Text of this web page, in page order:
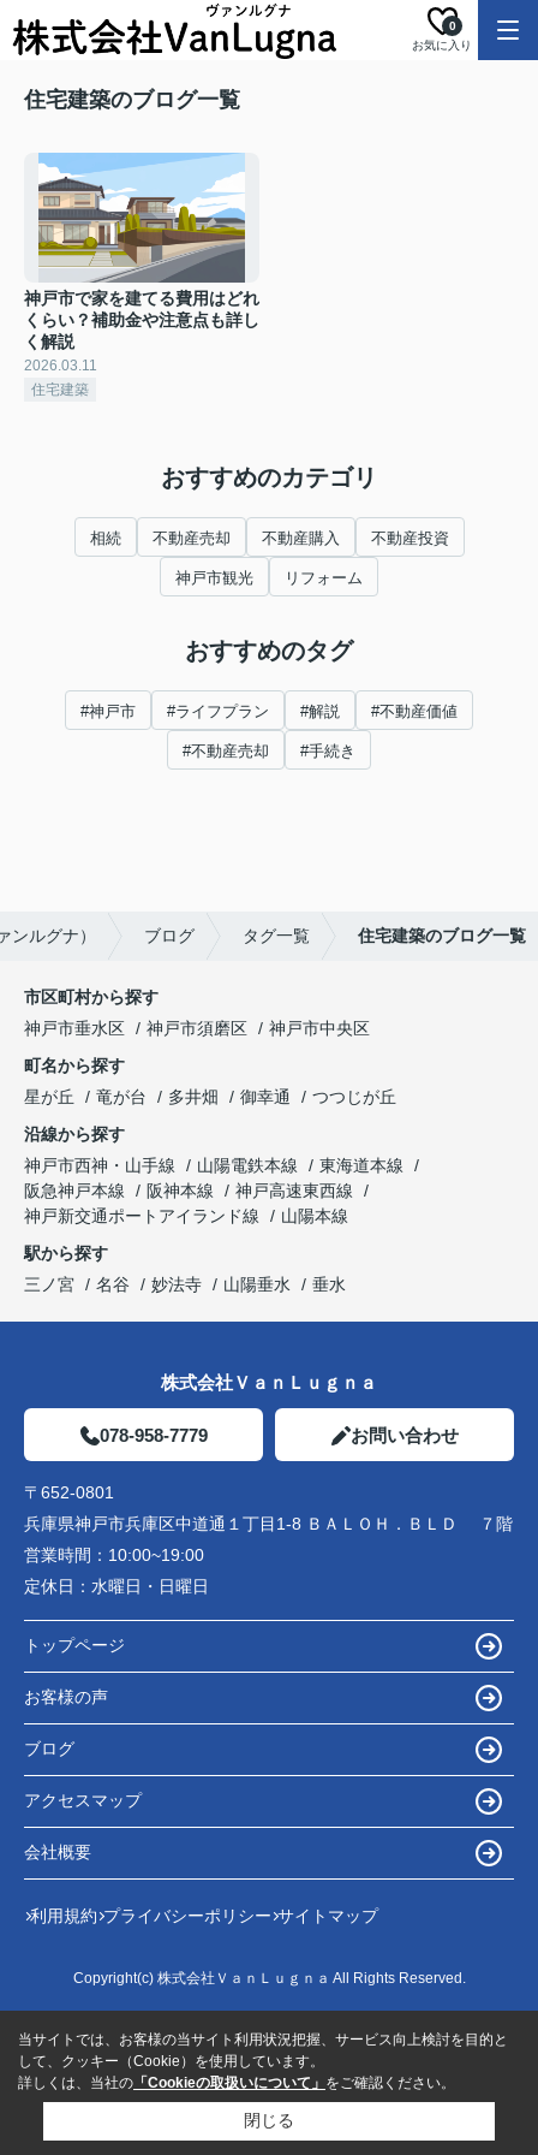
お気に入り
0
住宅建築のブログ一覧
神戸市で家を建てる費用はどれ
くらい？補助金や注意点も詳し
く解説
2026.03.11
住宅建築
おすすめのカテゴリ
相続 不動産売却 不動産購入 不動産投資
神戸市観光 リフォーム
おすすめのタグ
#神戸市 #ライフプラン #解説 #不動産価値
#不動産売却 #手続き
ルグナ） ブログ タグ一覧 住宅建築のブログ一覧
市区町村から探す
神戸市垂水区
神戸市須磨区
神戸市中央区
町名から探す
星が丘
竜が台 多井畑 御幸通
つつじが丘
沿線から探す
神戸市西神・山手線
山陽電鉄本線
東海道本線
阪急神戸本線
阪神本線
神戸高速東西線
神戸新交通ポートアイランド線
山陽本線
駅から探す
三ノ宮
名谷 妙法寺 山陽垂水 垂水
株式会社ＶａｎＬｕｇｎａ
078-958-7779 お問い合わせ
〒652-0801
兵庫県神戸市兵庫区中道通１丁目1-8 ＢＡＬＯＨ．ＢＬＤ ７階
営業時間： 10:00~19:00
定休日： 水曜日・日曜日
トップページ
お客様の声
ブログ
アクセスマップ
会社概要
利用規約 プライバシーポリシー サイトマップ
Copyright(c) 株式会社ＶａｎＬｕｇｎａ All Rights Reserved.
当サイトでは、お客様の当サイト利用状況把握、サービス向上検討を目的と
して、クッキー（Cookie）を使用しています。
詳しくは、当社の 「Cookieの取扱いについて」 をご確認ください。
閉じる